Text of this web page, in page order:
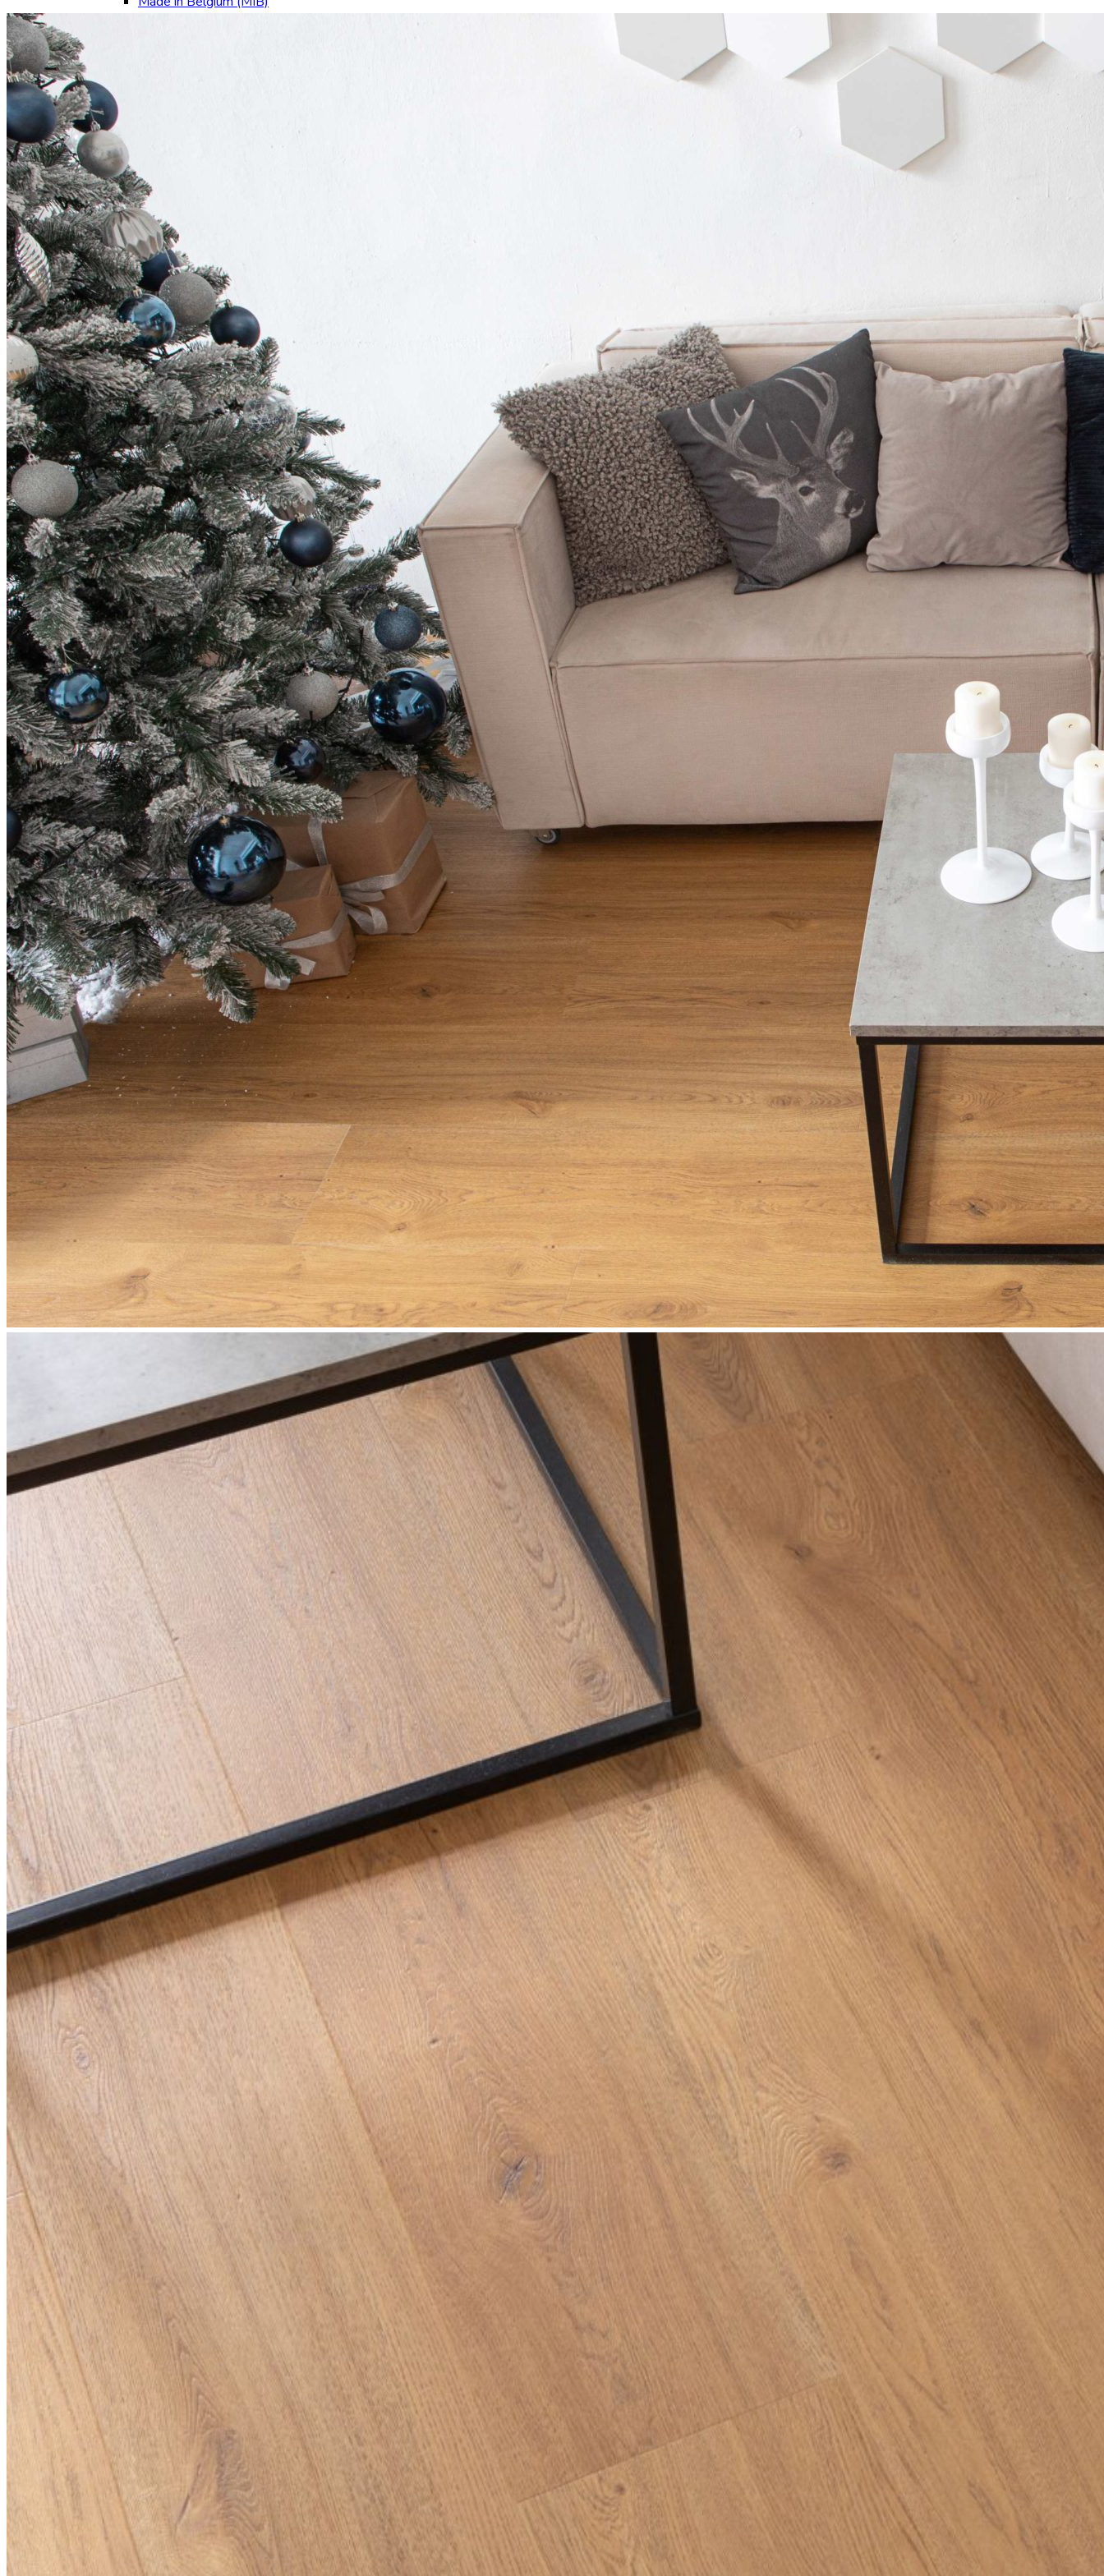
SwissKrono
Kastamonu
Kronotex
Tarkett (Россия)
Unilin
Пробковые полы
Товары для укладки напольных покрытий
Товары для укладки
Подложка
Клей
Плинтусы Карнизы Молдинги
Плинтус из Экополимера
Плинтус МДФ
Плинтус LVT
Молдинги
Карнизы
Стеновые панели
MOSAIC BOX
Покрытие пробковое на стену
3D панели Kronowall
АКЦИИ
Оплата
ДОСТАВКА
КОНТАКТЫ
НОВОСТИ
0,00 р.
ОТПРАВИТЬ ЗАЯВКУ